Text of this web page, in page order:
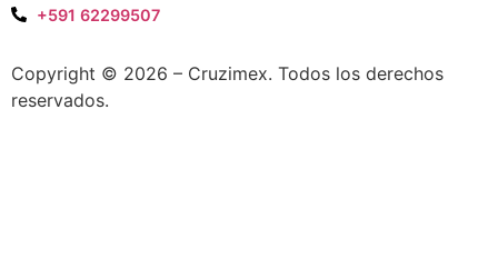
+591 62299507
Copyright © 2026 – Cruzimex. Todos los derechos
reservados.